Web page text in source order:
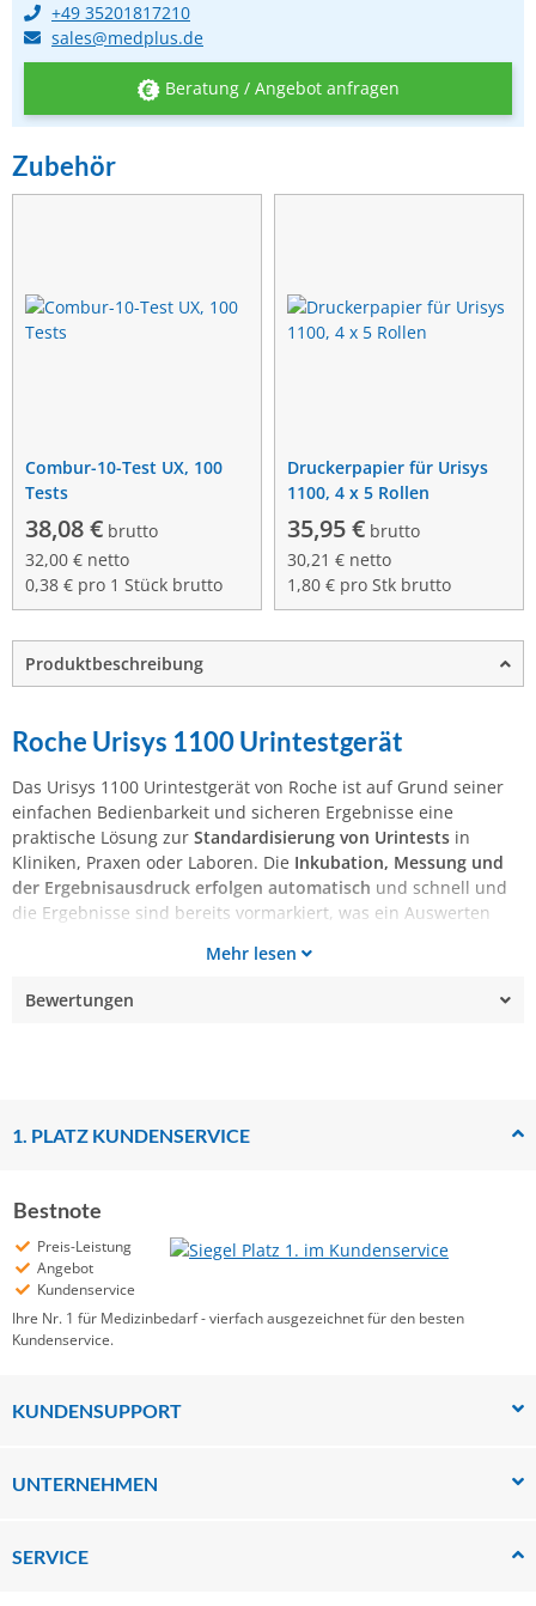
+49 35201817210
sales@medplus.de
Beratung / Angebot anfragen
Zubehör
Combur-10-Test UX, 100
Tests
38,08 € brutto
32,00 € netto
0,38 € pro 1 Stück brutto
Druckerpapier für Urisys
1100, 4 x 5 Rollen
35,95 € brutto
30,21 € netto
1,80 € pro Stk brutto
Produktbeschreibung
Roche Urisys 1100 Urintestgerät
Das Urisys 1100 Urintestgerät von Roche ist auf Grund seiner
einfachen Bedienbarkeit und sicheren Ergebnisse eine
praktische Lösung zur Standardisierung von Urintests in
Kliniken, Praxen oder Laboren. Die Inkubation, Messung und
der Ergebnisausdruck erfolgen automatisch und schnell und
die Ergebnisse sind bereits vormarkiert, was ein Auswerten
Mehr lesen
Bewertungen
1. PLATZ KUNDENSERVICE
Bestnote
Preis-Leistung
Angebot
Kundenservice
Ihre Nr. 1 für Medizinbedarf - vierfach ausgezeichnet für den besten
Kundenservice.
KUNDENSUPPORT
UNTERNEHMEN
SERVICE